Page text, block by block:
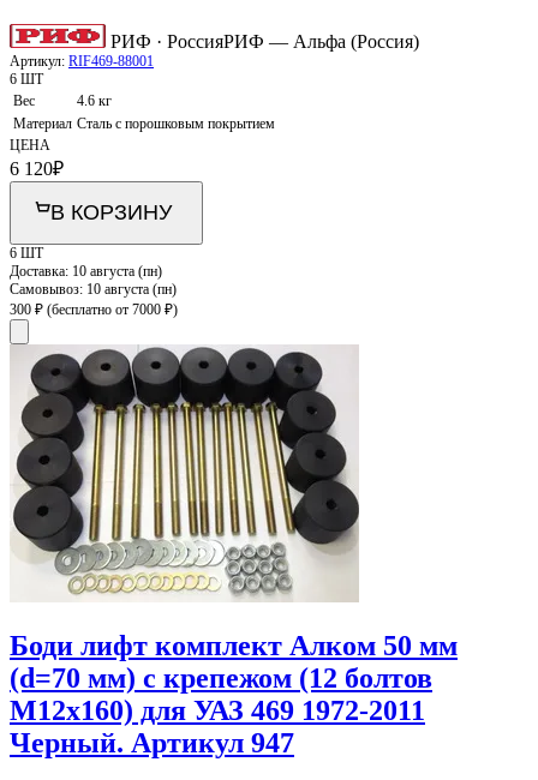
РИФ · РоссияРИФ — Альфа (Россия)
Артикул: RIF469-88001
6 ШТ
Вес
4.6 кг
Материал Сталь с порошковым покрытием
ЦЕНА
6 120₽
В КОРЗИНУ
6 ШТ
Доставка: 10 августа (пн)
Самовывоз: 10 августа (пн)
300 ₽ (бесплатно от 7000 ₽)
Боди лифт комплект Алком 50 мм
(d=70 мм) с крепежом (12 болтов
М12x160) для УАЗ 469 1972-2011
Черный. Артикул 947